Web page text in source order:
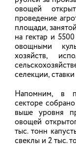
получили
Подведены
субсидий
агробизнеса»
05.08.2026
Около 18
овощей
проведение
площади,
на гектар и
овощными
хозяйств,
селекции,
Напомним, в
секторе
выше уровня
овощей
тыс. тонн
свеклы и 2 тыс.